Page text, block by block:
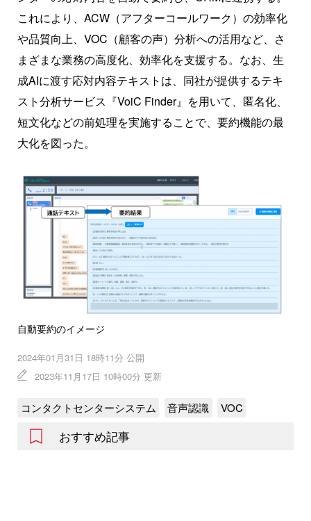
これにより、ACW（アフターコールワーク）の効率化
や品質向上、VOC（顧客の声）分析への活用など、さ
まざまな業務の高度化、効率化を支援する。なお、生
成AIに渡す応対内容テキストは、同社が提供するテキ
スト分析サービス『VoiC Finder』を用いて、匿名化、
短文化などの前処理を実施することで、要約機能の最
大化を図った。
自動要約のイメージ
2024年01月31日 18時11分 公開
2023年11月17日 10時00分 更新
コンタクトセンターシステム 音声認識 VOC
おすすめ記事